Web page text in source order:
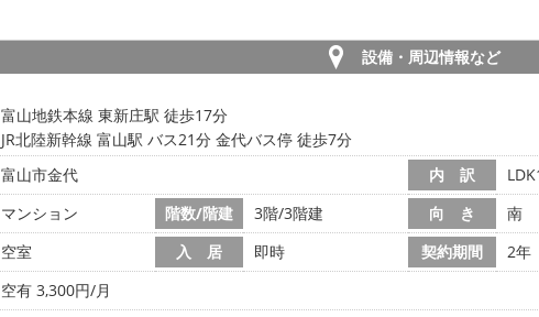
設備・周辺情報など
富山地鉄本線 東新庄駅 徒歩17分
JR北陸新幹線 富山駅 バス21分 金代バス停 徒歩7分
富山市金代 内 訳
マンション 階数/階建 3階/3階建 向 き 南
空室 入 居 即時 契約期間 2年
空有 3,300円/月